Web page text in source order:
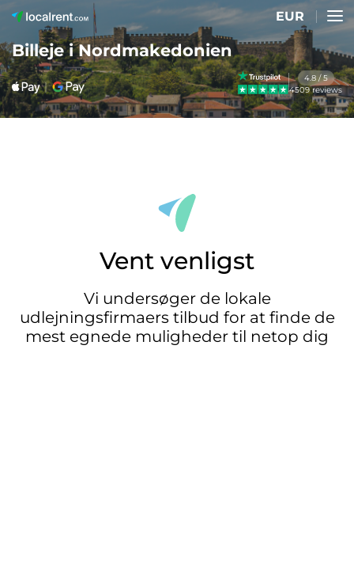
EUR
Billeje i Nordmakedonien
4.8 / 5
4509 reviews
Vent venligst
Vi undersøger de lokale
udlejningsfirmaers tilbud for at finde de
mest egnede muligheder til netop dig